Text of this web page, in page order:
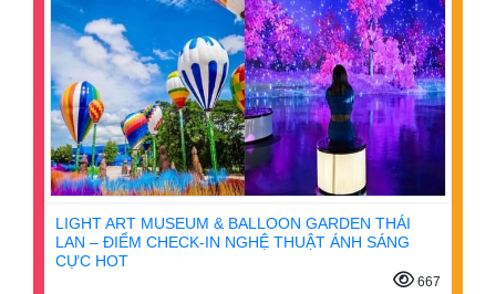
LIGHT ART MUSEUM & BALLOON GARDEN THÁI
LAN – ĐIỂM CHECK-IN NGHỆ THUẬT ÁNH SÁNG
CỰC HOT
667